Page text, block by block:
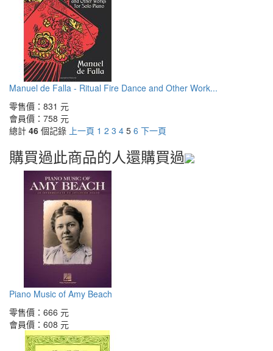
Manuel de Falla - Ritual Fire Dance and Other Work...
零售價： 831 元
會員價： 758 元
總計 46 個記錄 上一頁 1 2 3 4 5 6 下一頁
購買過此商品的人還購買過
Piano Music of Amy Beach
零售價： 666 元
會員價： 608 元